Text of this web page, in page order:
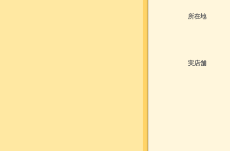
所在地
実店舗